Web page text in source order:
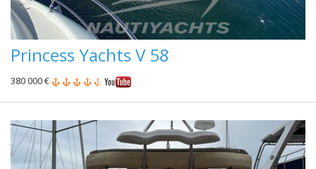
Princess Yachts V 58
380 000 €